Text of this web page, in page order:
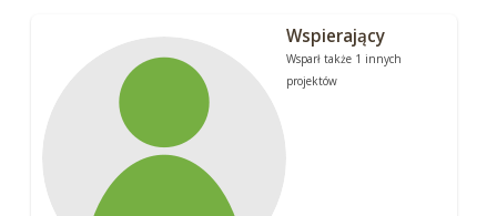
Wspierający
Wsparł także 1 innych
projektów